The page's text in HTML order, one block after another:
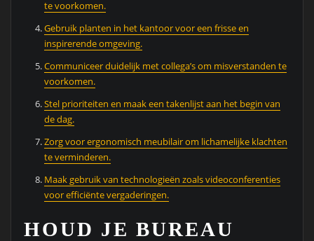
te voorkomen.
Gebruik planten in het kantoor voor een frisse en
inspirerende omgeving.
Communiceer duidelijk met collega’s om misverstanden te
voorkomen.
Stel prioriteiten en maak een takenlijst aan het begin van
de dag.
Zorg voor ergonomisch meubilair om lichamelijke klachten
te verminderen.
Maak gebruik van technologieën zoals videoconferenties
voor efficiënte vergaderingen.
HOUD JE BUREAU